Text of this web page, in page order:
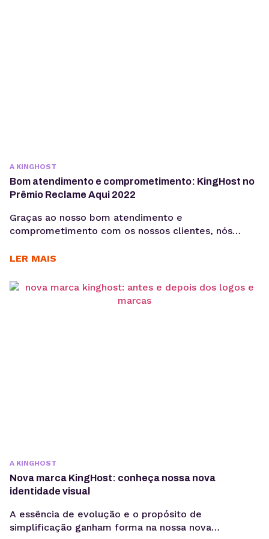
A KINGHOST
Bom atendimento e comprometimento: KingHost no
Prêmio Reclame Aqui 2022
Graças ao nosso bom atendimento e
comprometimento com os nossos clientes, nós
Concorrendo na categoria “Hosts” da premiação,
ter mais essa conquista com você e para você. Já
não é a primeira vez que o nosso compromisso em
LER MAIS
A KINGHOST
Nova marca KingHost: conheça nossa nova
identidade visual
A essência de evolução e o propósito de
simplificação ganham forma na nossa nova